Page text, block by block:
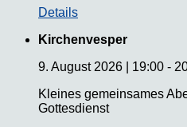
Details
Kirchenvesper
9. August 2026
19:00 -
Kleines gemeinsames
Gottesdienst